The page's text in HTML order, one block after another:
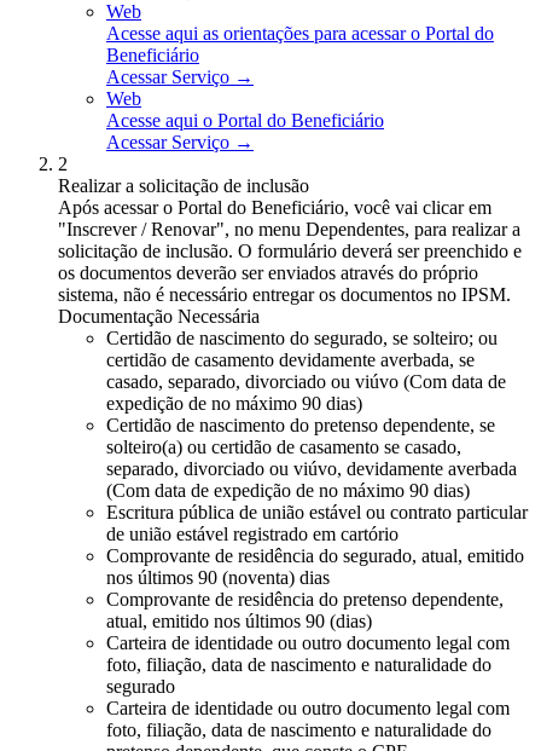
Web
Acesse aqui as orientações para acessar o Portal do
Beneficiário
Acessar Serviço →
Web
Acesse aqui o Portal do Beneficiário
Acessar Serviço →
2
Realizar a solicitação de inclusão
Após acessar o Portal do Beneficiário, você vai clicar em
"Inscrever / Renovar", no menu Dependentes, para realizar a
solicitação de inclusão. O formulário deverá ser preenchido e
os documentos deverão ser enviados através do próprio
sistema, não é necessário entregar os documentos no IPSM.
Documentação Necessária
Certidão de nascimento do segurado, se solteiro; ou
certidão de casamento devidamente averbada, se
casado, separado, divorciado ou viúvo (Com data de
expedição de no máximo 90 dias)
Certidão de nascimento do pretenso dependente, se
solteiro(a) ou certidão de casamento se casado,
separado, divorciado ou viúvo, devidamente averbada
(Com data de expedição de no máximo 90 dias)
Escritura pública de união estável ou contrato particular
de união estável registrado em cartório
Comprovante de residência do segurado, atual, emitido
nos últimos 90 (noventa) dias
Comprovante de residência do pretenso dependente,
atual, emitido nos últimos 90 (dias)
Carteira de identidade ou outro documento legal com
foto, filiação, data de nascimento e naturalidade do
segurado
Carteira de identidade ou outro documento legal com
foto, filiação, data de nascimento e naturalidade do